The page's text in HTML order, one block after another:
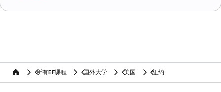
home 所有EF课程 国外大学 美国 纽约